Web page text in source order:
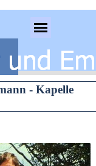
- Kapelle